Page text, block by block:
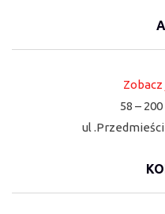
58 –
ul